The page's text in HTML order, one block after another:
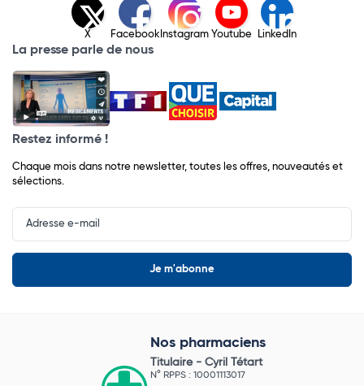
X Facebook Instagram Youtube LinkedIn
La presse parle de nous
Restez informé !
Chaque mois dans notre newsletter, toutes les offres, nouveautés et
sélections.
Input
Newsletter
Nos pharmaciens
Titulaire - Cyril Tétart
N° RPPS : 10001113017